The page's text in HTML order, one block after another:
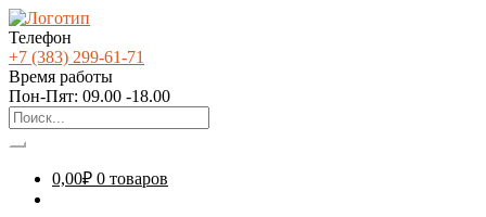
Телефон
+7 (383) 299-61-71
Время работы
Пон-Пят: 09.00 -18.00
0,00₽ 0 товаров